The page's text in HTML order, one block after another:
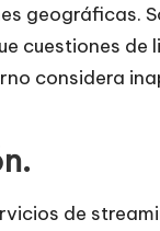
geográficas.
cuestiones
considera
de